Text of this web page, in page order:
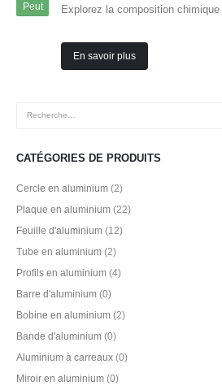
Peut Explorez la composition chimique
En savoir plus
CATÉGORIES DE PRODUITS
Cercle en aluminium (2)
Plaque en aluminium (22)
Feuille d'aluminium (12)
Tube en aluminium (2)
Profils en aluminium (4)
Barre d'aluminium (0)
Bobine en aluminium (2)
Bande d'aluminium (0)
Aluminium à carreaux (0)
Miroir en aluminium (0)